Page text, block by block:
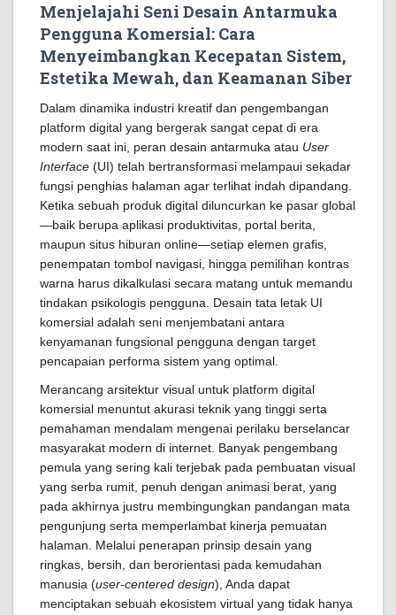
Menjelajahi Seni Desain Antarmuka
Pengguna Komersial: Cara
Menyeimbangkan Kecepatan Sistem,
Estetika Mewah, dan Keamanan Siber
Dalam dinamika industri kreatif dan pengembangan
platform digital yang bergerak sangat cepat di era
modern saat ini, peran desain antarmuka atau User
Interface (UI) telah bertransformasi melampaui sekadar
fungsi penghias halaman agar terlihat indah dipandang.
Ketika sebuah produk digital diluncurkan ke pasar global
—baik berupa aplikasi produktivitas, portal berita,
maupun situs hiburan online—setiap elemen grafis,
penempatan tombol navigasi, hingga pemilihan kontras
warna harus dikalkulasi secara matang untuk memandu
tindakan psikologis pengguna. Desain tata letak UI
komersial adalah seni menjembatani antara
kenyamanan fungsional pengguna dengan target
pencapaian performa sistem yang optimal.
Merancang arsitektur visual untuk platform digital
komersial menuntut akurasi teknik yang tinggi serta
pemahaman mendalam mengenai perilaku berselancar
masyarakat modern di internet. Banyak pengembang
pemula yang sering kali terjebak pada pembuatan visual
yang serba rumit, penuh dengan animasi berat, yang
pada akhirnya justru membingungkan pandangan mata
pengunjung serta memperlambat kinerja pemuatan
halaman. Melalui penerapan prinsip desain yang
ringkas, bersih, dan berorientasi pada kemudahan
manusia (user-centered design), Anda dapat
menciptakan sebuah ekosistem virtual yang tidak hanya